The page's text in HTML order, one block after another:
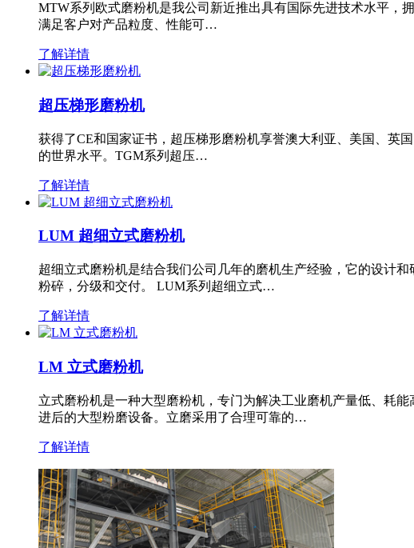
MTW系列欧式磨粉机是我公司新近推出具有国际先进技术水平，
满足客户对产品粒度、性能可…
了解详情
超压梯形磨粉机
获得了CE和国家证书，超压梯形磨粉机享誉澳大利亚、美国、英
的世界水平。TGM系列超压…
了解详情
LUM 超细立式磨粉机
超细立式磨粉机是结合我们公司几年的磨机生产经验，它的设计
粉碎，分级和交付。 LUM系列超细立式…
了解详情
LM 立式磨粉机
立式磨粉机是一种大型磨粉机，专门为解决工业磨机产量低、耗
进后的大型粉磨设备。立磨采用了合理可靠的…
了解详情